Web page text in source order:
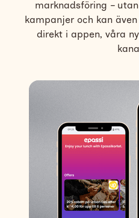
marknadsföring –
kampanjer och kan
direkt i appen, våra